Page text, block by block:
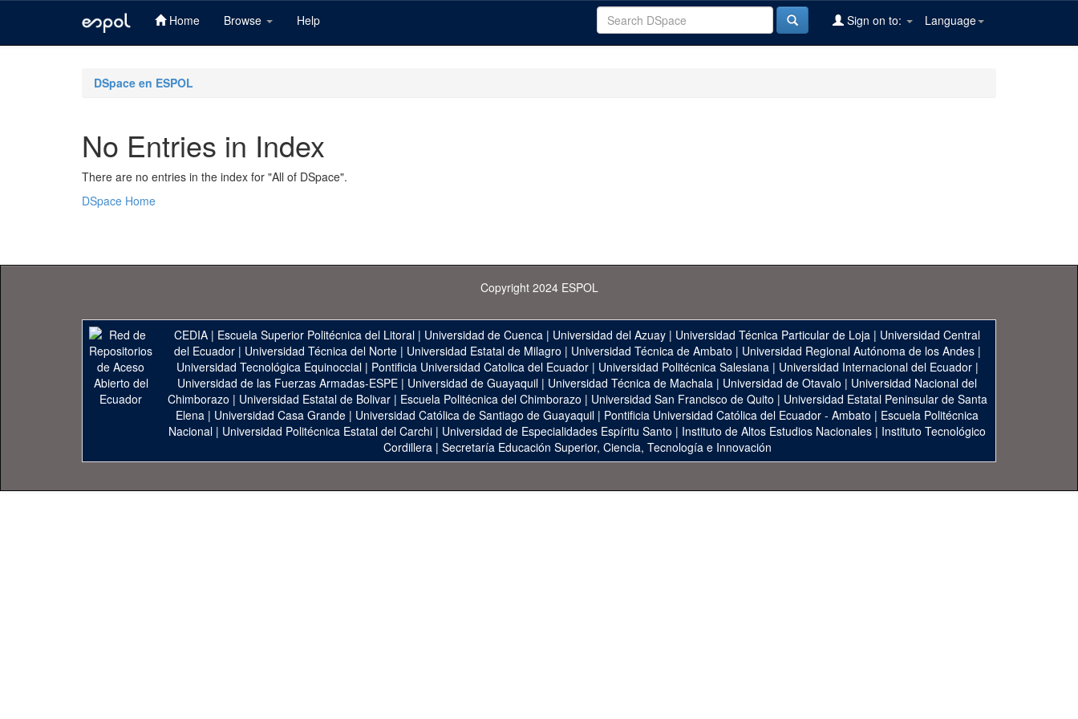
Home Browse Help Language
Sign on to:
DSpace en ESPOL
No Entries in Index
There are no entries in the index for "All of DSpace".
DSpace Home
Copyright 2024 ESPOL
CEDIA | Escuela Superior Politécnica del Litoral | Universidad de Cuenca | Universidad del Azuay | Universidad Técnica Particular de Loja | Universidad Central
del Ecuador| Universidad Técnica del Norte| Universidad Estatal de Milagro | Universidad Técnica de Ambato | Universidad Regional Autónoma de los Andes|
Universidad Tecnológica Equinoccial| Pontificia Universidad Catolica del Ecuador| Universidad Politécnica Salesiana| Universidad Internacional del Ecuador|
Universidad de las Fuerzas Armadas-ESPE | Universidad de Guayaquil | Universidad Técnica de Machala | Universidad de Otavalo | Universidad Nacional del
Chimborazo | Universidad Estatal de Bolivar| Escuela Politécnica del Chimborazo | Universidad San Francisco de Quito | Universidad Estatal Peninsular de Santa
Elena | Universidad Casa Grande | Universidad Católica de Santiago de Guayaquil | Pontificia Universidad Católica del Ecuador - Ambato | Escuela Politécnica
Nacional | Universidad Politécnica Estatal del Carchi | Universidad de Especialidades Espíritu Santo | Instituto de Altos Estudios Nacionales | Instituto Tecnológico
Cordillera| Secretaría Educación Superior, Ciencia, Tecnología e Innovación